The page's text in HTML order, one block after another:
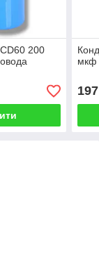
200
мкф
197